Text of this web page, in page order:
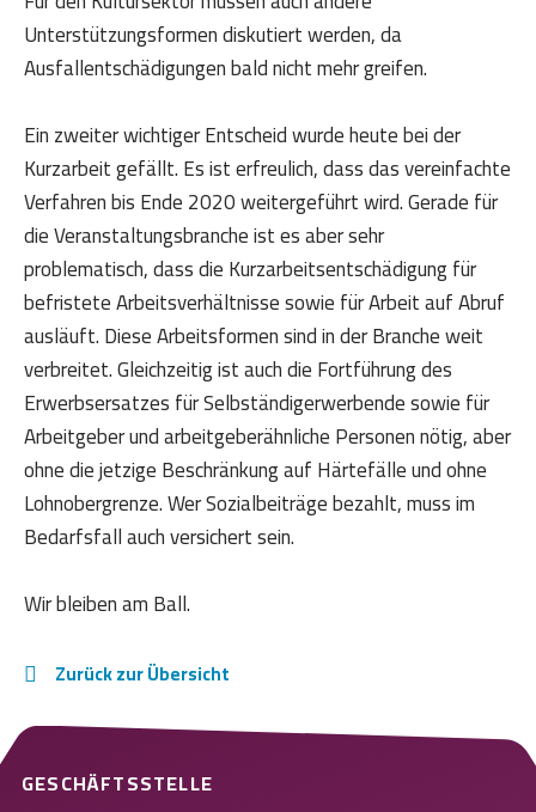
Unterstützungsformen diskutiert werden, da
Ausfallentschädigungen bald nicht mehr greifen.
Ein zweiter wichtiger Entscheid wurde heute bei der
Kurzarbeit gefällt. Es ist erfreulich, dass das vereinfachte
Verfahren bis Ende 2020 weitergeführt wird. Gerade für
die Veranstaltungsbranche ist es aber sehr
problematisch, dass die Kurzarbeitsentschädigung für
befristete Arbeitsverhältnisse sowie für Arbeit auf Abruf
ausläuft. Diese Arbeitsformen sind in der Branche weit
verbreitet. Gleichzeitig ist auch die Fortführung des
Erwerbsersatzes für Selbständigerwerbende sowie für
Arbeitgeber und arbeitgeberähnliche Personen nötig, aber
ohne die jetzige Beschränkung auf Härtefälle und ohne
Lohnobergrenze. Wer Sozialbeiträge bezahlt, muss im
Bedarfsfall auch versichert sein.
Wir bleiben am Ball.
Zurück zur Übersicht
GESCHÄFTSSTELLE